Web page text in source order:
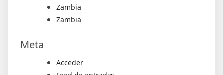
Zambia
Zambia
Meta
Acceder